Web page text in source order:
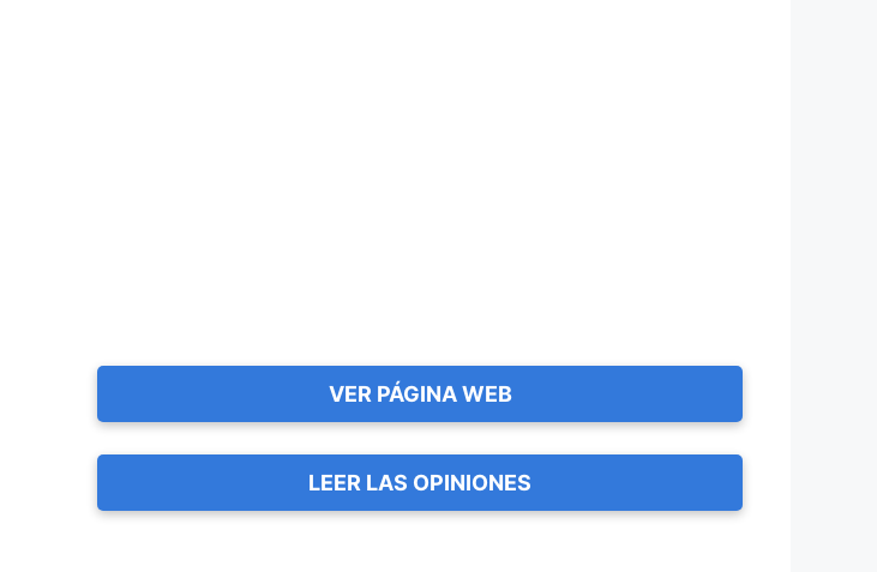
VER PÁGINA WEB
LEER LAS OPINIONES